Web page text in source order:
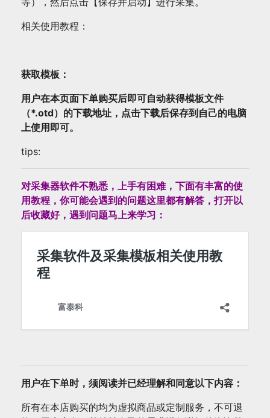
相关使用教程：
获取模板：
用户在本页面下单购买后即可自动获得模板文件
（*.otd）的下载地址，点击下载后保存到自己的电脑
上使用即可。
tips:
对采集器软件不熟悉，上手有困难，下面有丰富的使
用教程，你可能会遇到的问题这里都有解答，打开以
后收藏好，遇到问题马上来学习：
用户在下单时，须阅读并已经理解和同意以下内容：
所有在本店购买的均为虚拟商品或定制服务，不可退